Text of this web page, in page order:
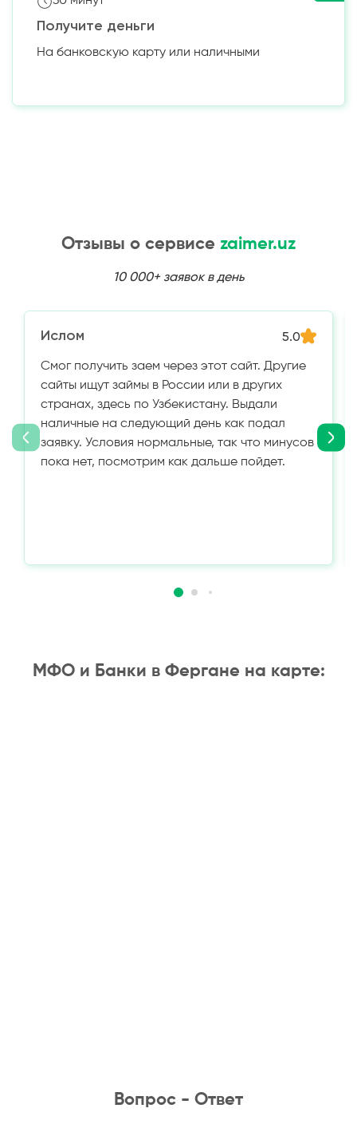
Получите деньги
На банковскую карту или наличными
Отзывы о сервисе zaimer.uz
10 000+ заявок в день
Ислом 5.0
Смог получить заем через этот сайт. Другие
сайты ищут займы в России или в других
странах, здесь по Узбекистану. Выдали
наличные на следующий день как подал
заявку. Условия нормальные, так что минусов
пока нет, посмотрим как дальше пойдет.
МФО и Банки в Фергане на карте:
Вопрос - Ответ